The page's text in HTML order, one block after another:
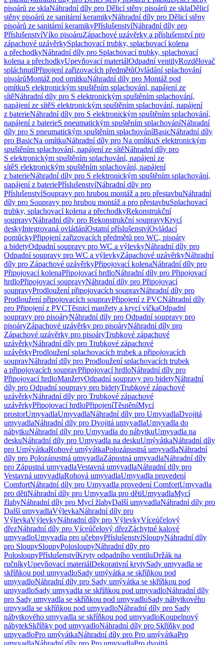
pisoárů ze sklaNáhradní díly pro Dělicí stěny pisoárů ze sklaDělicí
stěny pisoárů ze sanitární keramikyNáhradní díly pro Dělicí stěny
pisoárů ze sanitární keramikyPříslušenstvíNáhradní díly pro
PříslušenstvíVíko pisoáruZápachové uzávěrky a příslušenství pro
zápachové uzávěrkySplachovací trubky, splachovací kolena
a přechodkyNáhradní díly pro Splachovací trubky, splachovací
kolena a přechodkyUpevňovací materiálOdpadní ventilyRozdělovač
spláchnutíPřipojení zařizovacích předmětůOvládání splachování
pisoárůMontáž pod omítkuNáhradní díly pro Montáž pod
omítkuS elektronickým spuštěním splachování, napájení ze
sítěNáhradní díly pro S elektronickým spuštěním splachování,
napájení ze sítěS elektronickým spuštěním splachování, napájení
z baterieNáhradní díly pro S elektronickým spuštěním splachování,
napájení z baterieS pneumatickým spuštěním splachováníNáhradní
díly pro S pneumatickým spuštěním splachováníBasicNáhradní díly
pro BasicNa omítkuNáhradní díly pro Na omítkuS elektronickým
spuštěním splachování, napájení ze sítěNáhradní díly pro
S elektronickým spuštěním splachování, napájení ze
sítěS elektronickým spuštěním splachování, napájení
z baterieNáhradní díly pro S elektronickým spuštěním splachování,
napájení z bateriePříslušenstvíNáhradní díly pro
PříslušenstvíSoupravy pro hrubou montáž a pro přestavbuNáhradní
díly pro Soupravy pro hrubou montáž a pro přestavbuSplachovací
trubky, splachovací kolena a přechodkyRekonstrukční
soupravyNáhradní díly pro Rekonstrukční soupravyKrycí
deskyIntegrovaná ovládáníOstatní příslušenstvíOvládací
pomůckyPřipojení zařizovacích předmětů pro WC, pisoáry
a bidetyOdpadní soupravy pro WC a výlevkyNáhradní díly pro
Odpadní soupravy pro WC a výlevkyZápachové uzávěrkyNáhradní
díly pro Zápachové uzávěrkyPřipojovací kolenaNáhradní díly pro
Připojovací kolenaPřipojovací hrdloNáhradní díly pro Připojovací
hrdloPřipojovací soupravyNáhradní díly pro Připojovací
soupravyProdloužení připojovacích soupravNáhradní díly pro
Prodloužení připojovacích soupravPřipojení z PVCNáhradní díly
pro Připojení z PVCTěsnicí manžety a krycí víčkaOdpadní
soupravy pro pisoáryNáhradní díly pro Odpadní soupravy pro
pisoáryZápachové uzávěrky pro pisoáryNáhradní díly pro
Zápachové uzávěrky pro pisoáryTrubkové zápachové
uzávěrkyNáhradní díly pro Trubkové zápachové
uzávěrkyProdloužení splachovacích trubek a připojovacích
soupravNáhradní díly pro Prodloužení splachovacích trubek
a připojovacích soupravPřipojovací hrdloNáhradní díly pro
Připojovací hrdloManžetyOdpadní soupravy pro bidetyNáhradní
díly pro Odpadní soupravy pro bidetyTrubkové zápachové
uzávěrkyNáhradní díly pro Trubkové zápachové
uzávěrkyPřipojovací hrdloPřipojeníTěsněníMycí
prostorUmyvadlaUmyvadlaNáhradní díly pro UmyvadlaDvojitá
umyvadlaNáhradní díly pro Dvojitá umyvadlaUmyvadla do
nábytkuNáhradní díly pro Umyvadla do nábytkuUmyvadla na
deskuNáhradní díly pro Umyvadla na deskuUmývátkaNáhradní díly
pro UmývátkaRohové umývátkaPolozápustná umyvadlaNáhradní
díly pro Polozápustná umyvadlaZápustná umyvadlaNáhradní díly
pro Zápustná umyvadlaVestavná umyvadlaNáhradní díly pro
Vestavná umyvadlaRohová umyvadlaUmyvadla provedení
ComfortNáhradní díly pro Umyvadla provedení ComfortUmyvadla
pro dětiNáhradní díly pro Umyvadla pro dětiUmyvadlaMycí
žlabyNáhradní díly pro Mycí žlabyDalší umyvadlaNáhradní díly pro
Další umyvadlaVýlevkaNáhradní díly pro
VýlevkaVýlevkyNáhradní díly pro VýlevkyVíceúčelový
dřezNáhradní díly pro Víceúčelový dřezZáchytné kalové
umyvadloUmyvadla pro učebnyPříslušenstvíSloupyNáhradní díly
pro SloupySloupyPolosloupyNáhradní díly pro
PolosloupyPříslušenstvíKryty odpadního ventiluDržák na
ručníkyUpevňovací materiálDekorativní krytySady umyvadla se
skříňkou pod umyvadloSady umývátka se skříňkou pod
umyvadloNáhradní díly pro Sady umývátka se skříňkou pod
umyvadloSady umyvadla se skříňkou pod umyvadloNáhradní díly
pro Sady umyvadla se skříňkou pod umyvadloSady nábytkového
umyvadla se skříňkou pod umyvadloNáhradní díly pro Sady
nábytkového umyvadla se skříňkou pod umyvadloKoupelnový
nábytekSkříňky pod umyvadloNáhradní díly pro Skříňky pod
umyvadloPro umývátkaNáhradní díly pro Pro umývátkaPro
umyvadlaNáhradní díly pro Pro umyvadlaPro dvojitá